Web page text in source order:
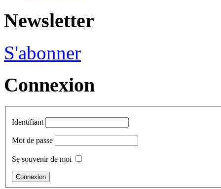
Newsletter
S'abonner
Connexion
Identifiant
Mot de passe
Se souvenir de moi